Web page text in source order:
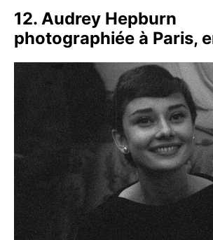
12. Audrey Hepburn
photographiée à Paris,